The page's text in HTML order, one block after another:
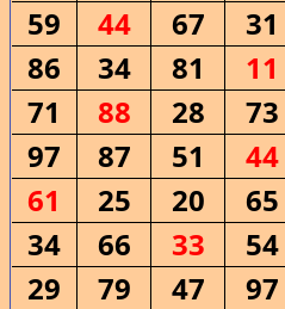
59
44 67 31
86
34 81 11
71
88 28 73
97
87 51 44
61
25 20 65
34
66 33 54
29
79 47 97